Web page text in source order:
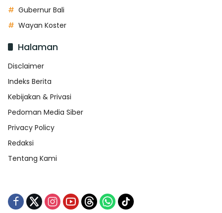
Gubernur Bali
Wayan Koster
Halaman
Disclaimer
Indeks Berita
Kebijakan & Privasi
Pedoman Media Siber
Privacy Policy
Redaksi
Tentang Kami